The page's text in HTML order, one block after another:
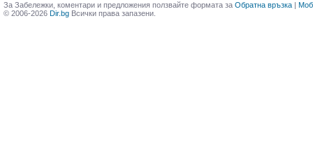
За Забележки, коментари и предложения ползвайте формата за Обратна връзка |
© 2006-2026 Dir.bg Всички права запазени.